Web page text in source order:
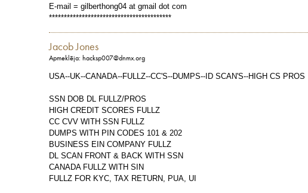
E-mail = gilberthong04 at gmail dot com
*****************************************
Jacob Jones
Apmeklēja: hacksp007@dnmx.org
USA--UK--CANADA--FULLZ--CC'S--DUMPS--ID SCAN'S--HIGH CS PROS
SSN DOB DL FULLZ/PROS
HIGH CREDIT SCORES FULLZ
CC CVV WITH SSN FULLZ
DUMPS WITH PIN CODES 101 & 202
BUSINESS EIN COMPANY FULLZ
DL SCAN FRONT & BACK WITH SSN
CANADA FULLZ WITH SIN
FULLZ FOR KYC, TAX RETURN, PUA, UI